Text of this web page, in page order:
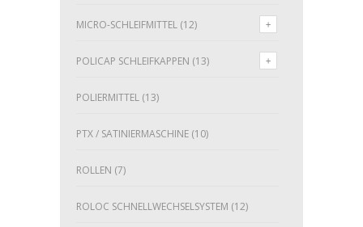
MICRO-SCHLEIFMITTEL (12)
POLICAP SCHLEIFKAPPEN (13)
POLIERMITTEL (13)
PTX / SATINIERMASCHINE (10)
ROLLEN (7)
ROLOC SCHNELLWECHSELSYSTEM (12)